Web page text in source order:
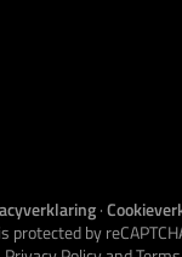
·
protected by